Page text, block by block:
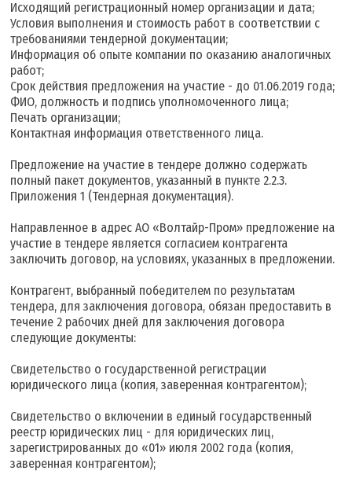
Исходящий регистрационный номер организации и дата;
Условия выполнения и стоимость работ в соответствии с
требованиями тендерной документации;
Информация об опыте компании по оказанию аналогичных
работ;
Срок действия предложения на участие - до 01.06.2019 года;
ФИО, должность и подпись уполномоченного лица;
Печать организации;
Контактная информация ответственного лица.
Предложение на участие в тендере должно содержать
полный пакет документов, указанный в пункте 2.2.3.
Приложения 1 (Тендерная документация).
Направленное в адрес АО «Волтайр-Пром» предложение на
участие в тендере является согласием контрагента
заключить договор, на условиях, указанных в предложении.
Контрагент, выбранный победителем по результатам
тендера, для заключения договора, обязан предоставить в
течение 2 рабочих дней для заключения договора
следующие документы:
Свидетельство о государственной регистрации
юридического лица (копия, заверенная контрагентом);
Свидетельство о включении в единый государственный
реестр юридических лиц - для юридических лиц,
зарегистрированных до «01» июля 2002 года (копия,
заверенная контрагентом);